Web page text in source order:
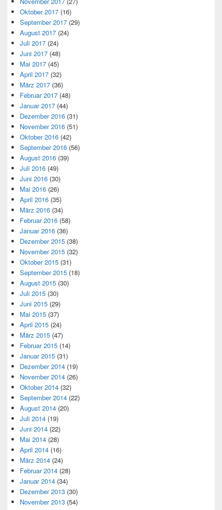
Oktober 2017 (16)
September 2017 (29)
August 2017 (24)
Juli 2017 (24)
Juni 2017 (48)
Mai 2017 (45)
April 2017 (32)
März 2017 (36)
Februar 2017 (48)
Januar 2017 (44)
Dezember 2016 (31)
November 2016 (51)
Oktober 2016 (42)
September 2016 (56)
August 2016 (39)
Juli 2016 (49)
Juni 2016 (30)
Mai 2016 (26)
April 2016 (35)
März 2016 (34)
Februar 2016 (58)
Januar 2016 (36)
Dezember 2015 (38)
November 2015 (32)
Oktober 2015 (31)
September 2015 (18)
August 2015 (30)
Juli 2015 (30)
Juni 2015 (29)
Mai 2015 (37)
April 2015 (24)
März 2015 (47)
Februar 2015 (14)
Januar 2015 (31)
Dezember 2014 (19)
November 2014 (26)
Oktober 2014 (32)
September 2014 (22)
August 2014 (20)
Juli 2014 (19)
Juni 2014 (22)
Mai 2014 (28)
April 2014 (16)
März 2014 (24)
Februar 2014 (28)
Januar 2014 (34)
Dezember 2013 (30)
November 2013 (54)